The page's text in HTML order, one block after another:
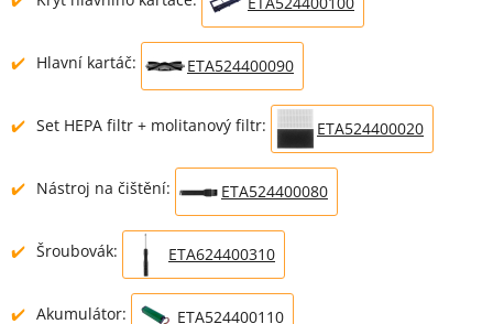
Hlavní kartáč: ETA524400090
Set HEPA filtr + molitanový filtr: ETA524400020
Nástroj na čištění: ETA524400080
Šroubovák: ETA624400310
Akumulátor: ETA524400110